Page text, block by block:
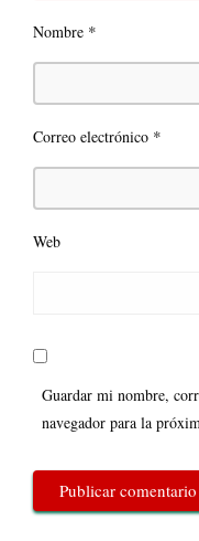
Nombre *
Correo electrónico *
Web
Guardar mi nombre,
navegador para la